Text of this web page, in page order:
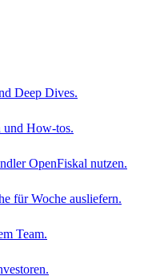
Deep Dives.
und How-tos.
OpenFiskal nutzen.
für Woche ausliefern.
Team.